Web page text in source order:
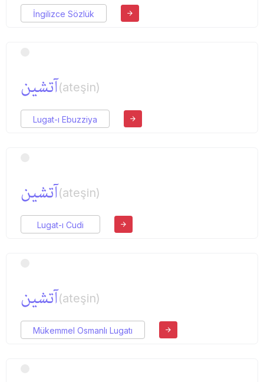
İngilizce Sözlük
آتشین(ateşin)
Lugat-ı Ebuzziya
آتشین(ateşin)
Lugat-ı Cudi
آتشین(ateşin)
Mükemmel Osmanlı Lugatı